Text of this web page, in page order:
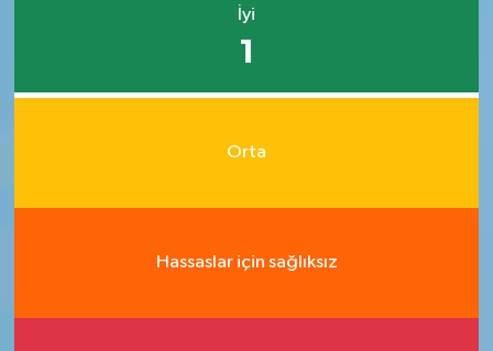
İyi
1
Orta
Hassaslar için sağlıksız